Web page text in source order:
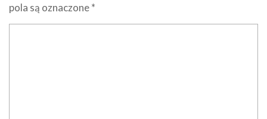
pola są oznaczone*